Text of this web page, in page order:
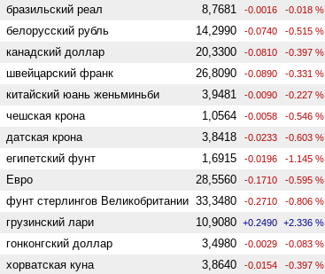
бразильский реал 8,7681 -0.0016 -0.018 %
белорусский рубль 14,2990 -0.0740 -0.515 %
канадский доллар 20,3300 -0.0810 -0.397 %
швейцарский франк 26,8090 -0.0890 -0.331 %
китайский юань женьминьби 3,9481 -0.0090 -0.227 %
чешская крона 1,0564 -0.0058 -0.546 %
датская крона 3,8418 -0.0233 -0.603 %
египетский фунт 1,6915 -0.0196 -1.145 %
Евро 28,5560 -0.1710 -0.595 %
фунт стерлингов Велико­британии 33,3480 -0.2710 -0.806 %
грузинский лари 10,9080 +0.2490 +2.336 %
гонконгский доллар 3,4980 -0.0029 -0.083 %
хорватская куна 3,8640 -0.0154 -0.397 %